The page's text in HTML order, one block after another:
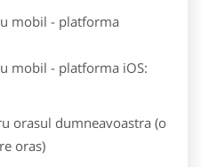
mobil - platforma
mobil - platforma iOS:
orasul dumneavoastra (o
oras)